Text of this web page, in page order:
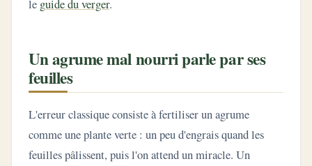
le guide du verger.
Un agrume mal nourri parle par ses
feuilles
L'erreur classique consiste à fertiliser un agrume
comme une plante verte : un peu d'engrais quand les
feuilles pâlissent, puis l'on attend un miracle. Un